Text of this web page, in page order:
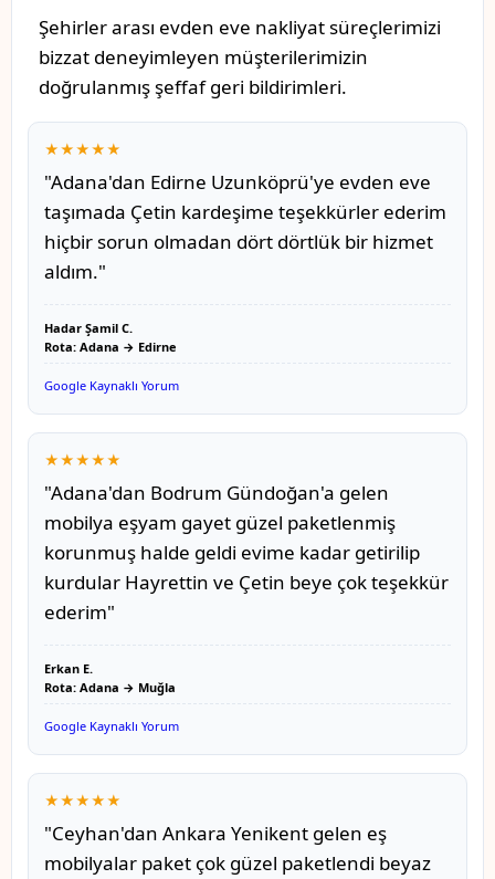
Şehirler arası evden eve nakliyat süreçlerimizi
bizzat deneyimleyen müşterilerimizin
doğrulanmış şeffaf geri bildirimleri.
★★★★★
"Adana'dan Edirne Uzunköprü'ye evden eve
taşımada Çetin kardeşime teşekkürler ederim
hiçbir sorun olmadan dört dörtlük bir hizmet
aldım."
Hadar Şamil C.
Rota: Adana → Edirne
Google Kaynaklı Yorum
★★★★★
"Adana'dan Bodrum Gündoğan'a gelen
mobilya eşyam gayet güzel paketlenmiş
korunmuş halde geldi evime kadar getirilip
kurdular Hayrettin ve Çetin beye çok teşekkür
ederim"
Erkan E.
Rota: Adana → Muğla
Google Kaynaklı Yorum
★★★★★
"Ceyhan'dan Ankara Yenikent gelen eş
mobilyalar paket çok güzel paketlendi beyaz